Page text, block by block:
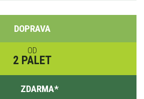
DOPRAVA
OD
2 PALET
ZDARMA*